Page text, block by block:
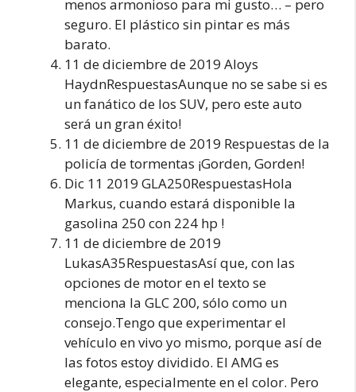
menos armonioso para mi gusto… – pero
seguro. El plástico sin pintar es más
barato.
11 de diciembre de 2019 Aloys
HaydnRespuestasAunque no se sabe si es
un fanático de los SUV, pero este auto
será un gran éxito!
11 de diciembre de 2019 Respuestas de la
policía de tormentas ¡Gorden, Gorden!
Dic 11 2019 GLA250RespuestasHola
Markus, cuando estará disponible la
gasolina 250 con 224 hp !
11 de diciembre de 2019
LukasA35RespuestasAsí que, con las
opciones de motor en el texto se
menciona la GLC 200, sólo como un
consejo.Tengo que experimentar el
vehículo en vivo yo mismo, porque así de
las fotos estoy dividido. El AMG es
elegante, especialmente en el color. Pero